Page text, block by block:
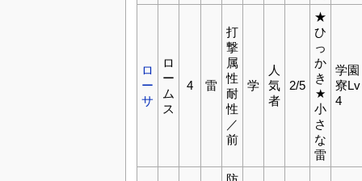
ロ
ー
サ
ロ
ー
ム
ス
4 雷
打
撃
属
性
耐
性
／
前
学
人
気
者
2/5
★
ひ
っ
か
き
★
小
さ
な
雷
学園
寮Lv
4